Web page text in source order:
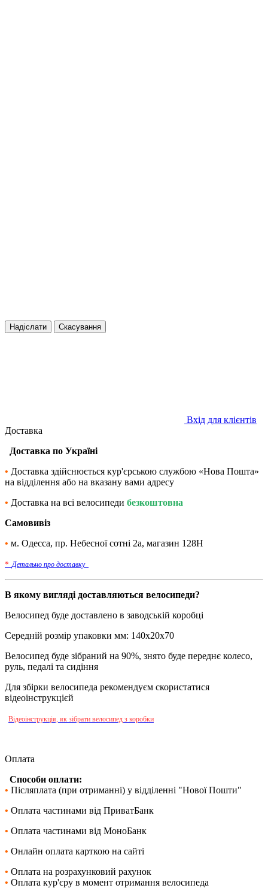
Надіслати Скасування
Вхід для клієнтів
Доставка
Доставка по Україні
• Доставка здійснюється кур'єрською службою «Нова Пошта»
на відділення або на вказану вами адресу
• Доставка на всі велосипеди безкоштовна
Самовивіз
• м. Одесса, пр. Небесної сотні 2а, магазин 128Н
* Детально про доставку_
В якому вигляді доставляються велосипеди?
Велосипед буде доставлено в заводській коробці
Середній розмір упаковки мм: 140х20х70
Велосипед буде зібраний на 90%, знято буде переднє колесо,
руль, педалі та сидіння
Для збірки велосипеда рекомендуєм скористатися
відеоінструкцієй
Відеоінструкція, як зібрати велосипед з коробки
Оплата
Способи оплати:
• Післяплата (при отриманні) у відділенні "Нової Пошти"
• Оплата частинами від ПриватБанк
• Оплата частинами від МоноБанк
• Онлайн оплата карткою на сайті
• Оплата на розрахунковий рахунок
• Оплата кур'єру в момент отримання велосипеда